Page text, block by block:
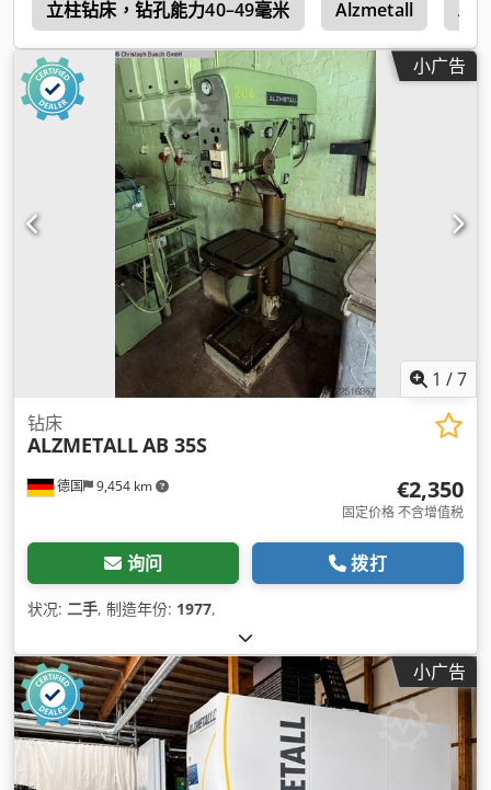
立柱钻床，钻孔能力40–49毫米 Alzmetall
小广告
1 /7
德国 9,454 km
钻床
ALZMETALLAB 35S
€2,350
固定价格 不含增值税
询问 拨打
状况: 二手, 制造年份: 1977,
小广告